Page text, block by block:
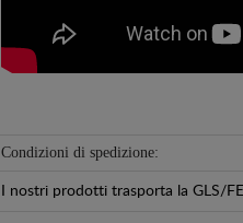
Condizioni di spedizione:
I nostri prodotti trasporta la GLS/